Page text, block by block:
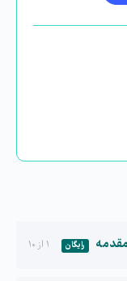
۱ از ۱۰ مقدمه رایگان